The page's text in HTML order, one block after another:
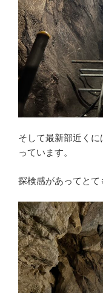
そして最新部近く
っています。
探検感があってとて